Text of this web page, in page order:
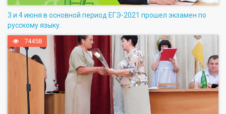
3 и 4 июня в основной период ЕГЭ-2021 прошел экзамен по
русскому языку.
74458